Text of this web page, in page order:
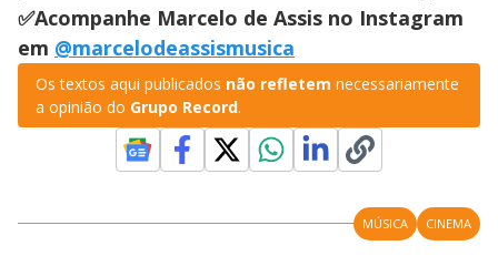
✅Acompanhe Marcelo de Assis no Instagram
em @marcelodeassismusica
Os textos aqui publicados não refletem necessariamente
a opinião do Grupo Record.
MÚSICA CINEMA